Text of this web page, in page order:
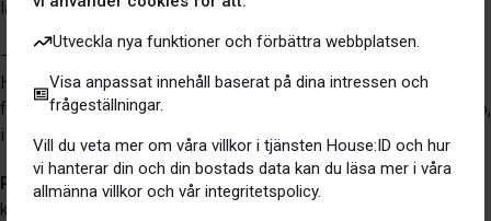
Utveckla nya funktioner och förbättra webbplatsen.
Visa anpassat innehåll baserat på dina intressen och
frågeställningar.
Vill du veta mer om våra villkor i tjänsten House:ID och hur
vi hanterar din och din bostads data kan du läsa mer i våra
allmänna villkor och vår integritetspolicy.
lagt in i appen.
— Många är idag överförsäkrade i Sverige och att kunna hjälpa
House:IDs användare till en bättre anpassad försäkring känns
fantastiskt, sägerAnnika Saramies
, VD och grundare av Gofido,
i en kommentar.
Pontus Andersson är VD för House:ID. Han säger så här i sin
kommentar till det nya samarbetet: